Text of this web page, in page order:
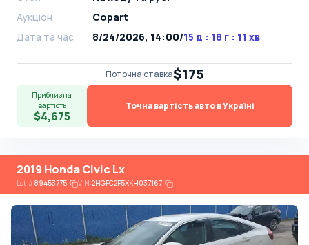
Аукціон
Copart
Дата та час
8/24/2026, 14:00/15 д : 18 г : 11 хв
Поточна ставка$175
Приблизна
вартість
$4,675
Точна вартість авто в Україні
2019 Honda Civic Lx
Lot#89453775 VIN:2HGFC2F5XKH037167